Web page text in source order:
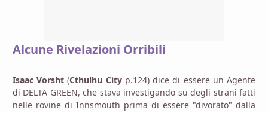
Alcune Rivelazioni Orribili
Isaac Vorsht(Cthulhu City p.124) dice di essere un Agente
di DELTA GREEN, che stava investigando su degli strani fatti
nelle rovine di Innsmouth prima di essere "divorato" dalla